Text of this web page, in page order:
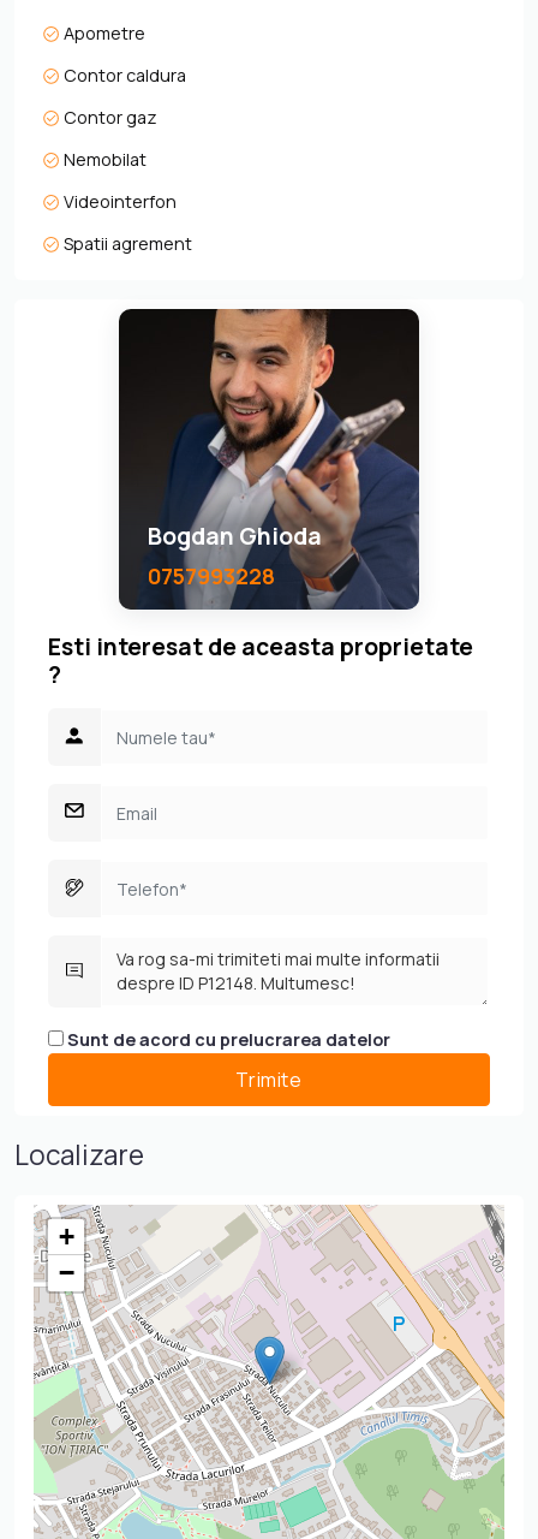
Apometre
Contor caldura
Contor gaz
Nemobilat
Videointerfon
Spatii agrement
Bogdan Ghioda
0757993228
Esti interesat de aceasta proprietate
?
Sunt de acord cu prelucrarea datelor
Localizare
+
−